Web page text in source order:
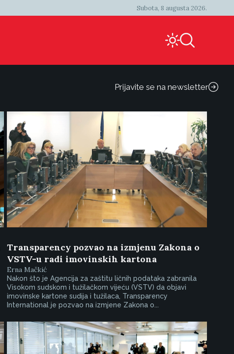
Subota, 8 augusta 2026.
Prijavite se na newsletter
Transparency pozvao na izmjenu Zakona o
VSTV-u radi imovinskih kartona
Erna Mačkić
Nakon što je Agencija za zaštitu ličnih podataka zabranila
Visokom sudskom i tužilačkom vijeću (VSTV) da objavi
imovinske kartone sudija i tužilaca, Transparency
International je pozvao na izmjene Zakona o...